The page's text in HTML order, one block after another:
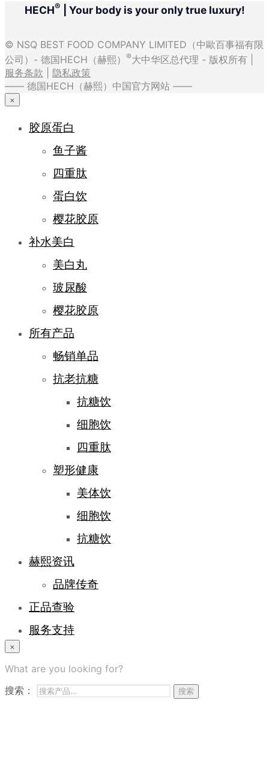
HECH® | Your body is your only true luxury!
© NSQ BEST FOOD COMPANY LIMITED（中歐百事福有限
公司）- 德国HECH（赫熙）
®大中华区总代理 - 版权所有 |
服务条款
隐私政策
—— 德国HECH（赫熙）中国官方网站 ——
×
胶原蛋白
鱼子酱
四重肽
蛋白饮
樱花胶原
补水美白
美白丸
玻尿酸
樱花胶原
所有产品
畅销单品
抗老抗糖
抗糖饮
细胞饮
四重肽
塑形健康
美体饮
细胞饮
抗糖饮
赫熙资讯
品牌传奇
正品查验
服务支持
常见问题
商务合作
×
What are you looking for?
搜索：
搜索